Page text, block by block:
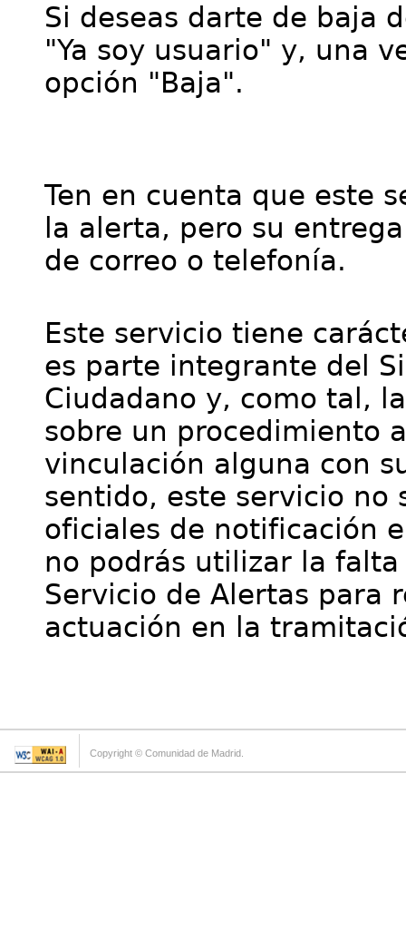
Si deseas darte de baja
"Ya soy usuario" y, una
opción "Baja".
Ten en cuenta que este
la alerta, pero su
de correo o telefonía.
Este servicio tiene
es parte integrante del
Ciudadano y, como tal,
sobre un procedimiento
vinculación alguna con
sentido, este servicio no
oficiales de notificación
no podrás utilizar la
Servicio de Alertas para
actuación en la
Copyright © Comunidad de Madrid.